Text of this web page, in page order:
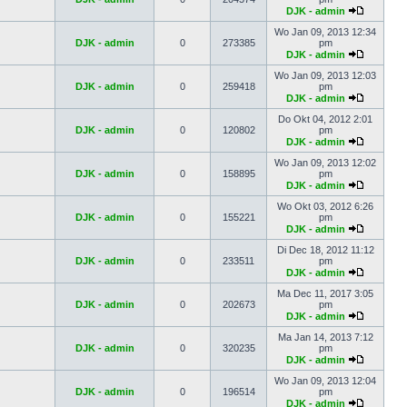
DJK - admin
DJK - admin 0 273385
Wo Jan 09, 2013 12:34
pm
DJK - admin
DJK - admin 0 259418
Wo Jan 09, 2013 12:03
pm
DJK - admin
DJK - admin 0 120802
Do Okt 04, 2012 2:01
pm
DJK - admin
DJK - admin 0 158895
Wo Jan 09, 2013 12:02
pm
DJK - admin
DJK - admin 0 155221
Wo Okt 03, 2012 6:26
pm
DJK - admin
DJK - admin 0 233511
Di Dec 18, 2012 11:12
pm
DJK - admin
DJK - admin 0 202673
Ma Dec 11, 2017 3:05
pm
DJK - admin
DJK - admin 0 320235
Ma Jan 14, 2013 7:12
pm
DJK - admin
DJK - admin 0 196514
Wo Jan 09, 2013 12:04
pm
DJK - admin